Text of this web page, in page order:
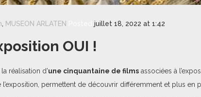
, MUSEON ARLATEN juillet 18, 2022 at 1:42
OUI !
réalisation d’une cinquantaine de films associées à
permettent de découvrir différemment et plus en